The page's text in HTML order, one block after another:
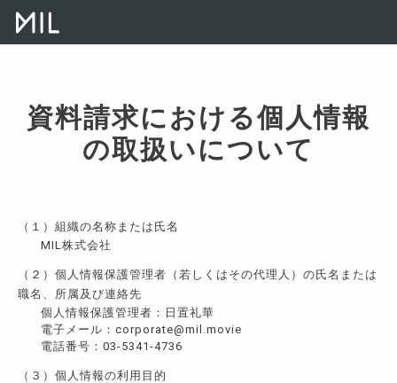
資料請求における個人情報
の取扱いについて
（１）組織の名称または氏名
MIL株式会社
（２）個人情報保護管理者（若しくはその代理人）の氏名または
職名、所属及び連絡先
個人情報保護管理者：日置礼華
電子メール：corporate@mil.movie
電話番号：03-5341-4736
（３）個人情報の利用目的